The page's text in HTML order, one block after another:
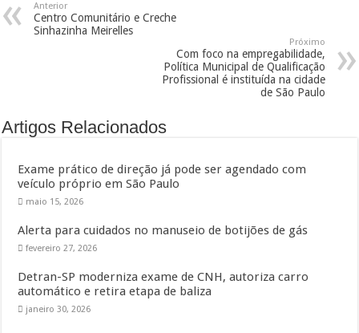
Anterior
Centro Comunitário e Creche
Sinhazinha Meirelles
Próximo
Com foco na empregabilidade,
Política Municipal de Qualificação
Profissional é instituída na cidade
de São Paulo
Artigos Relacionados
Exame prático de direção já pode ser agendado com
veículo próprio em São Paulo
maio 15, 2026
Alerta para cuidados no manuseio de botijões de gás
fevereiro 27, 2026
Detran-SP moderniza exame de CNH, autoriza carro
automático e retira etapa de baliza
janeiro 30, 2026